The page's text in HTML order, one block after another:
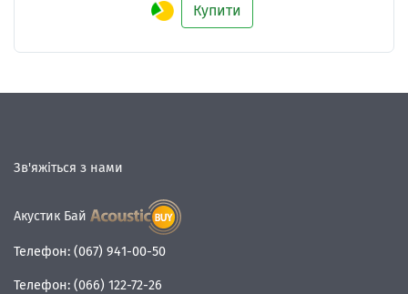
Купити
Зв'яжіться з нами
Акустик Бай
Телефон: (067) 941-00-50
Телефон: (066) 122-72-26